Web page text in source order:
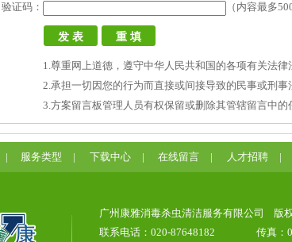
验证码： （内容最多
1.尊重网上道德，遵守中华人民共和国的各项有关法律
2.承担一切因您的行为而直接或间接导致的民事或刑事
3.方案留言板管理人员有权保留或删除其管辖留言中的
| 服务类型 | 下载中心 | 在线留言 | 人才招聘 |
广州康雅消毒杀虫清洁服务有限公司 版
联系电话：020-87648182
传真：